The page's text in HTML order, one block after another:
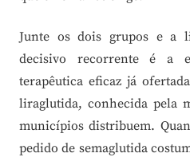
Junte os dois grupos e a
decisivo recorrente é a
terapêutica eficaz já
liraglutida, conhecida pela
municípios distribuem.
pedido de semaglutida